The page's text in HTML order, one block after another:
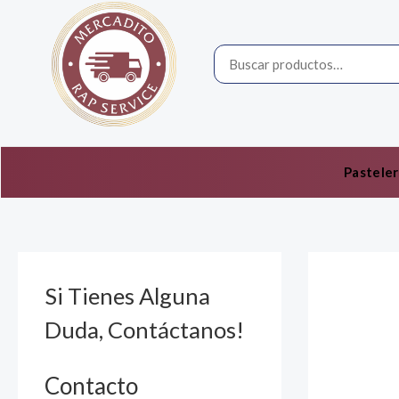
contenido
Si Tienes Alguna
Duda, Contáctanos!
Contacto